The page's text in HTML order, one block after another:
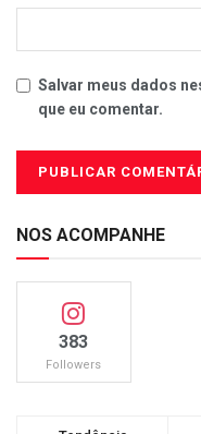
Salvar meus dados
que eu comentar.
NOS ACOMPANHE
383
Followers